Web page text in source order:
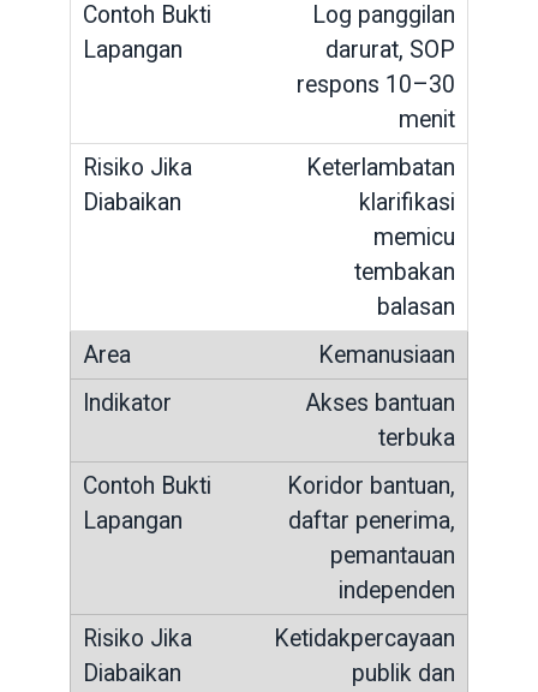
Log panggilan
darurat, SOP
respons 10–30
menit
Keterlambatan
klarifikasi
memicu
tembakan
balasan
Kemanusiaan
Akses bantuan
terbuka
Koridor bantuan,
daftar penerima,
pemantauan
independen
Ketidakpercayaan
publik dan